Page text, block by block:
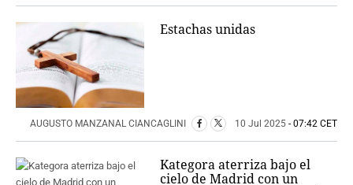
Estachas unidas
AUGUSTO MANZANAL CIANCAGLINI 10 Jul 2025 - 07:42 CET
Kategora aterriza bajo el
cielo de Madrid con un